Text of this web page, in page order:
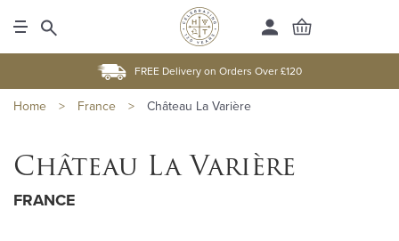
FREE Delivery on Orders Over £120
Home > France > Château La Varière
Château La Varière
FRANCE